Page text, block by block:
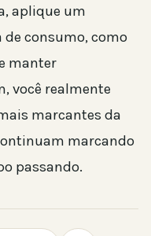
aplique um
consumo, como
manter
você realmente
marcantes da
marcando
passando.